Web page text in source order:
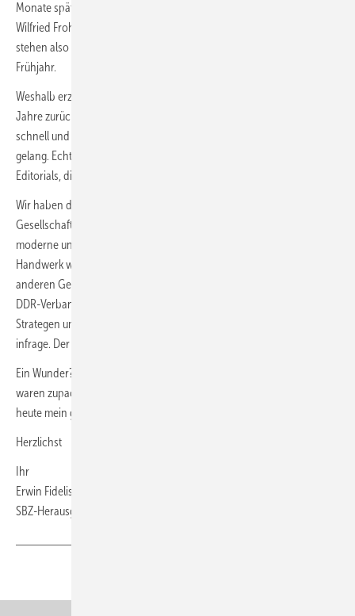
Monate später folgten die Fachverbände Land Brandenburg mit LIM
Wilfried Frohberg und Sachsen-Anhalt mit LIM Joachim Eulenstein. Es
stehen also gleich mehrere 30-Jahre-Jubiläen an im kommenden
Frühjahr.
Weshalb erzähle ich Ihnen dies alles, obwohl es doch schon viele
Jahre zurückliegt? Weil es für mich immer noch ein Wunder ist, wie
schnell und absolut friedlich die deutsche Wiedervereinigung damals
gelang. Echte Gänsehaut-Momente selbst beim Schreiben dieses
Editorials, die spannendste Zeit in meinen 40 Verlegerjahren.
Wir haben dies Männern und Frauen in Politik, Wirtschaft und
Gesellschaft zu verdanken, die damals sofort gehandelt und neue,
moderne und demokratische Strukturen geschaffen haben. Das SHK-
Handwerk war dabei schneller und weitblickender als nahezu alle
anderen Gewerke. Der zaghafte Zwischenschritt der Gründung eines
DDR-Verbandes (wie bei vielen anderen Gewerken) kam für die SHK-
Strategen um Michael von Bock und Polach und Bruno Schliefke nie
infrage. Der Rest ist Geschichte … und zwar eine sehr erfolgreiche.
Ein Wunder? Schon – aber eigentlich auch kein Wunder, denn hier
waren zupackende, mutige Handwerker am Werk. Ihnen gehört noch
heute mein größter Respekt.
Herzlichst
Ihr
Erwin Fidelis Reisch
SBZ-Herausgeber